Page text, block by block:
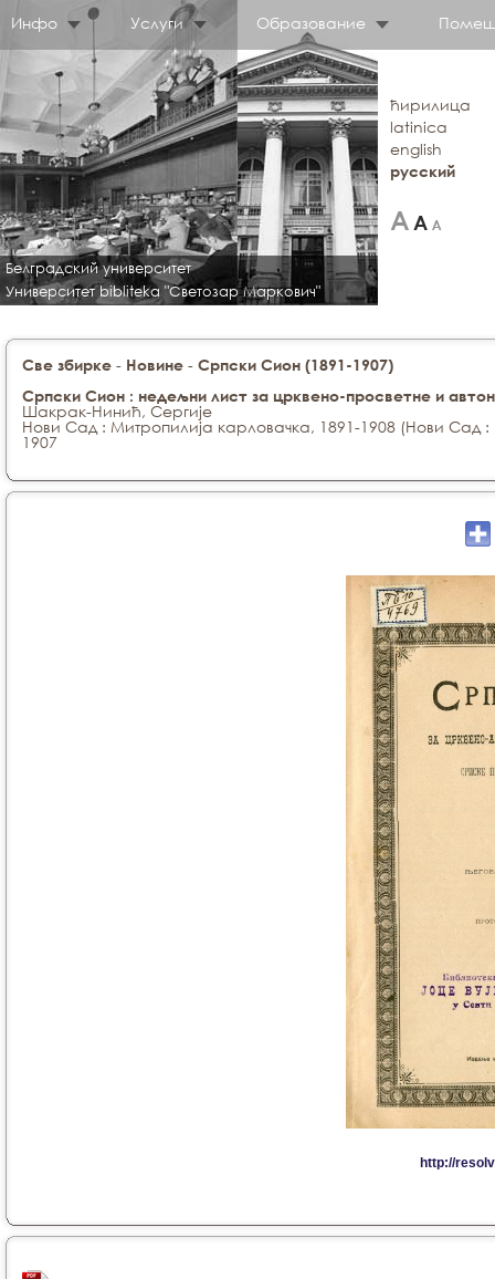
Инфо Услуги Образование
Белградский университет
Университет bibliteka "Светозар Маркович"
ћирилица
latinica
english
русский
Све збирке - Новине - Српски Сион (1891-1907)
Српски Сион : недељни лист за црквено-просветне и
Шакрак-Нинић, Сергије
Нови Сад : Митропилија карловачка, 1891-1908 (Нови Сад
1907